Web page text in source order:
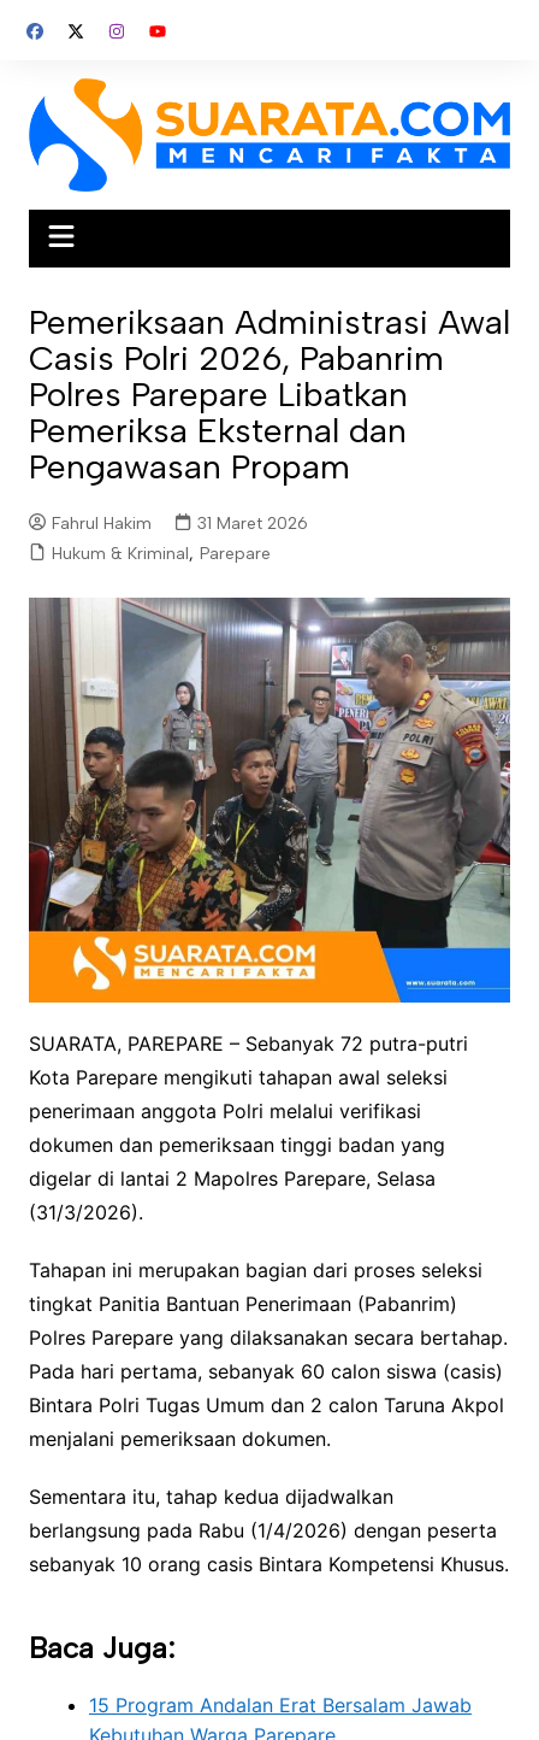
Pemeriksaan Administrasi Awal
Casis Polri 2026, Pabanrim
Polres Parepare Libatkan
Pemeriksa Eksternal dan
Pengawasan Propam
Fahrul Hakim
31 Maret 2026
Hukum & Kriminal, Parepare
SUARATA, PAREPARE – Sebanyak 72 putra-putri
Kota Parepare mengikuti tahapan awal seleksi
penerimaan anggota Polri melalui verifikasi
dokumen dan pemeriksaan tinggi badan yang
digelar di lantai 2 Mapolres Parepare, Selasa
(31/3/2026).
Tahapan ini merupakan bagian dari proses seleksi
tingkat Panitia Bantuan Penerimaan (Pabanrim)
Polres Parepare yang dilaksanakan secara bertahap.
Pada hari pertama, sebanyak 60 calon siswa (casis)
Bintara Polri Tugas Umum dan 2 calon Taruna Akpol
menjalani pemeriksaan dokumen.
Sementara itu, tahap kedua dijadwalkan
berlangsung pada Rabu (1/4/2026) dengan peserta
sebanyak 10 orang casis Bintara Kompetensi Khusus.
Baca Juga:
15 Program Andalan Erat Bersalam Jawab
Kebutuhan Warga Parepare